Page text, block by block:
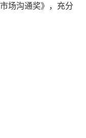
场沟通奖》，充分